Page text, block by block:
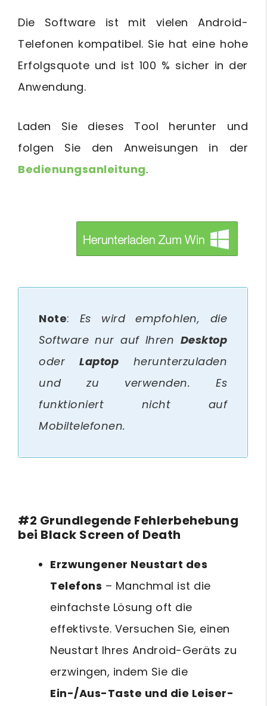
Die Software ist mit vielen Android-
Telefonen kompatibel. Sie hat eine hohe
Erfolgsquote und ist 100 % sicher in der
Anwendung.
Laden Sie dieses Tool herunter und
folgen Sie den Anweisungen in der
Bedienungsanleitung.
Note: Es wird empfohlen, die
Software nur auf Ihren Desktop
oderLaptop herunterzuladen
und zu verwenden. Es
funktioniert nicht auf
Mobiltelefonen.
#2 Grundlegende Fehlerbehebung
bei Black Screen of Death
Erzwungener Neustart des
Telefons – Manchmal ist die
einfachste Lösung oft die
effektivste. Versuchen Sie, einen
Neustart Ihres Android-Geräts zu
erzwingen, indem Sie die
Ein-/Aus-Taste und die Leiser-